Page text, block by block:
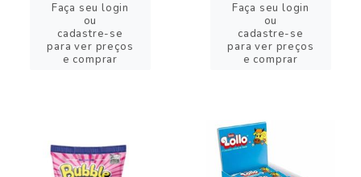
Faça seu login
ou
cadastre-se
para ver preços
e comprar
Faça seu login
ou
cadastre-se
para ver preços
e comprar